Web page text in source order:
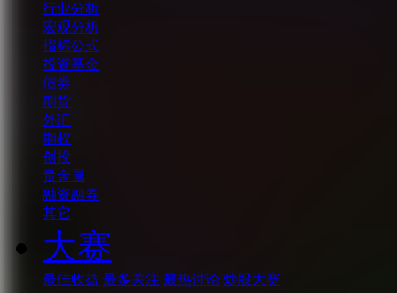
行业分析
宏观分析
指标公式
投资基金
债券
期货
外汇
期权
创投
贵金属
融资融券
其它
大赛
最佳收益 最多关注 最热讨论 炒股大赛